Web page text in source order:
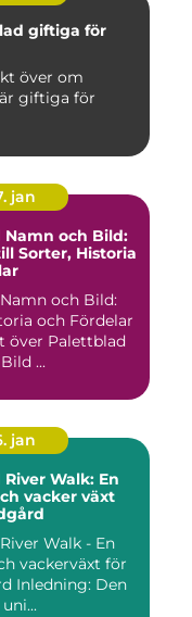
giftiga för
giftiga för
jan
och Bild:
Sorter, Historia
och Bild:
och Fördelar
över Palettblad
...
jan
Walk: En
vacker växt
Walk - En
vackerväxt för